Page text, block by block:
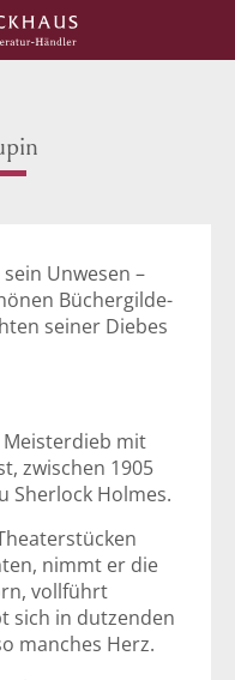
Unwesen –
Büchergilde-
seiner Diebes
Meisterdieb mit
zwischen 1905
Sherlock Holmes.
nimmt er die
vollführt
sich in dutzenden
manches Herz.